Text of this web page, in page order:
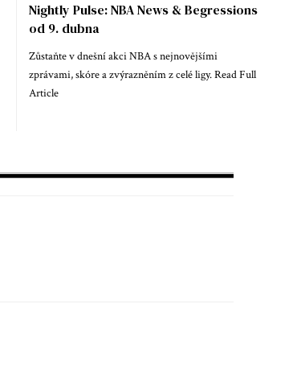
Nightly Pulse: NBA News & Begressions
od 9. dubna
Zůstaňte v dnešní akci NBA s nejnovějšími
zprávami, skóre a zvýrazněním z celé ligy. Read Full
Article